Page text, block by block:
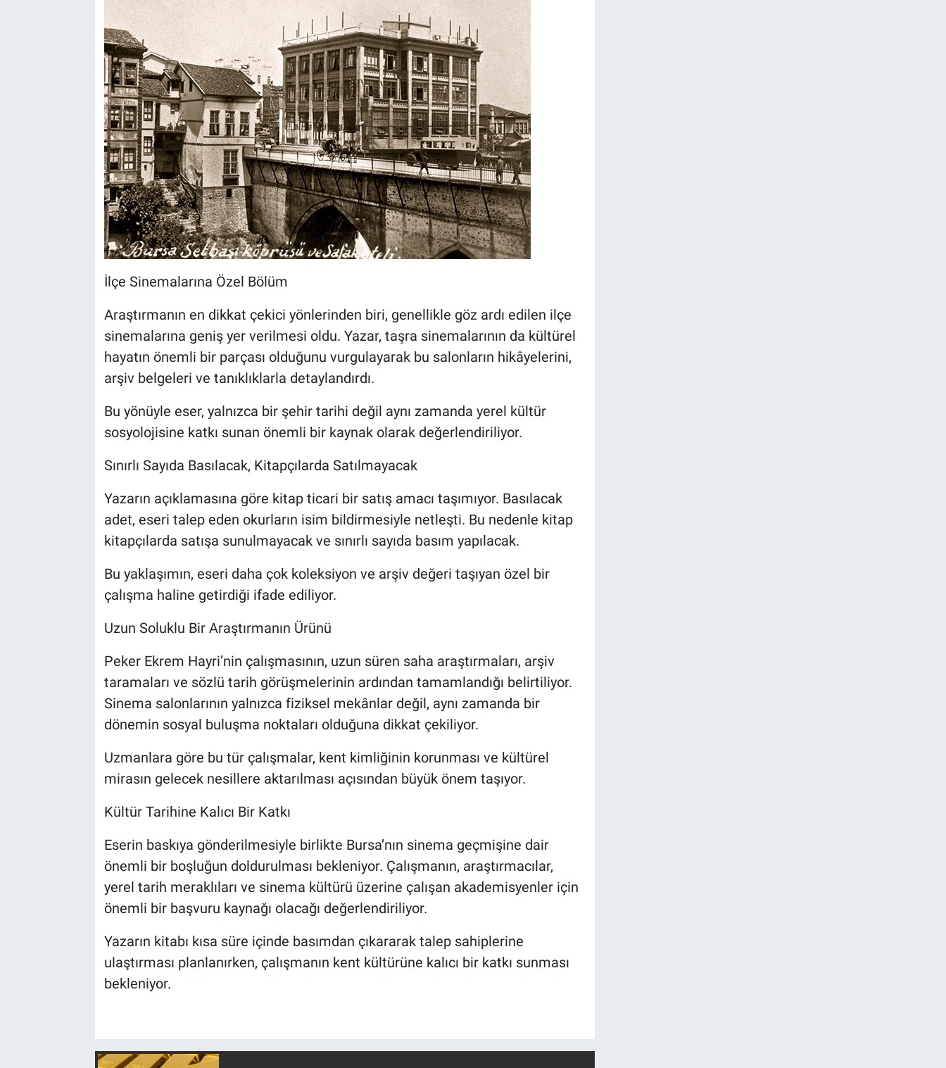
İlçe Sinemalarına Özel Bölüm
Araştırmanın en dikkat çekici yönlerinden biri, genellikle göz ardı edilen ilçe
sinemalarına geniş yer verilmesi oldu. Yazar, taşra sinemalarının da kültürel
hayatın önemli bir parçası olduğunu vurgulayarak bu salonların hikâyelerini,
arşiv belgeleri ve tanıklıklarla detaylandırdı.
Bu yönüyle eser, yalnızca bir şehir tarihi değil aynı zamanda yerel kültür
sosyolojisine katkı sunan önemli bir kaynak olarak değerlendiriliyor.
Sınırlı Sayıda Basılacak, Kitapçılarda Satılmayacak
Yazarın açıklamasına göre kitap ticari bir satış amacı taşımıyor. Basılacak
adet, eseri talep eden okurların isim bildirmesiyle netleşti. Bu nedenle kitap
kitapçılarda satışa sunulmayacak ve sınırlı sayıda basım yapılacak.
Bu yaklaşımın, eseri daha çok koleksiyon ve arşiv değeri taşıyan özel bir
çalışma haline getirdiği ifade ediliyor.
Uzun Soluklu Bir Araştırmanın Ürünü
Peker Ekrem Hayri’nin çalışmasının, uzun süren saha araştırmaları, arşiv
taramaları ve sözlü tarih görüşmelerinin ardından tamamlandığı belirtiliyor.
Sinema salonlarının yalnızca fiziksel mekânlar değil, aynı zamanda bir
dönemin sosyal buluşma noktaları olduğuna dikkat çekiliyor.
Uzmanlara göre bu tür çalışmalar, kent kimliğinin korunması ve kültürel
mirasın gelecek nesillere aktarılması açısından büyük önem taşıyor.
Kültür Tarihine Kalıcı Bir Katkı
Eserin baskıya gönderilmesiyle birlikte Bursa’nın sinema geçmişine dair
önemli bir boşluğun doldurulması bekleniyor. Çalışmanın, araştırmacılar,
yerel tarih meraklıları ve sinema kültürü üzerine çalışan akademisyenler için
önemli bir başvuru kaynağı olacağı değerlendiriliyor.
Yazarın kitabı kısa süre içinde basımdan çıkararak talep sahiplerine
ulaştırması planlanırken, çalışmanın kent kültürüne kalıcı bir katkı sunması
bekleniyor.